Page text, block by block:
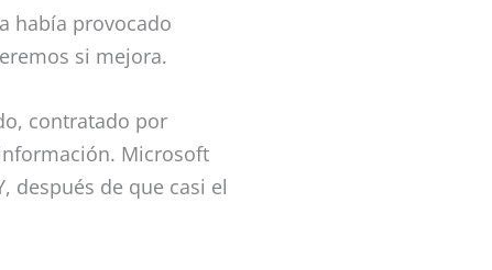
había provocado
si mejora.
contratado por
Microsoft
después de que casi el